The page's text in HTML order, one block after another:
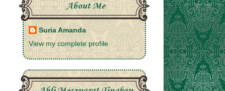
About Me
Suria Amanda
View my complete profile